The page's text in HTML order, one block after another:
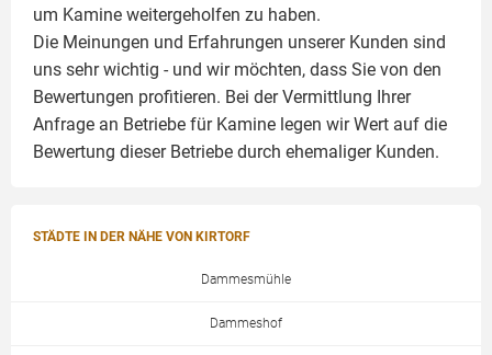
um Kamine weitergeholfen zu haben.
Die Meinungen und Erfahrungen unserer Kunden sind
uns sehr wichtig - und wir möchten, dass Sie von den
Bewertungen profitieren. Bei der Vermittlung Ihrer
Anfrage an Betriebe für Kamine legen wir Wert auf die
Bewertung dieser Betriebe durch ehemaliger Kunden.
STÄDTE IN DER NÄHE VON KIRTORF
Dammesmühle
Dammeshof